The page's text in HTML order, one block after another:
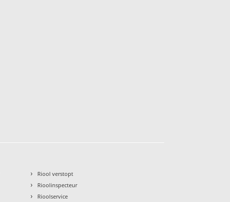
› Riool verstopt
› Rioolinspecteur
› Rioolservice